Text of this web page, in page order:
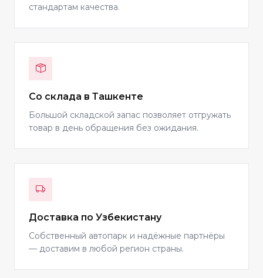
стандартам качества.
Со склада в Ташкенте
Большой складской запас позволяет отгружать
товар в день обращения без ожидания.
Доставка по Узбекистану
Собственный автопарк и надёжные партнёры
— доставим в любой регион страны.